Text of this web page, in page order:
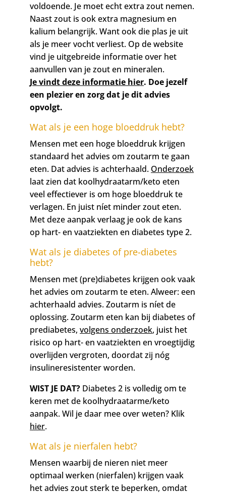
voldoende. Je moet echt extra zout nemen.
Naast zout is ook extra magnesium en
kalium belangrijk. Want ook die plas je uit
als je meer vocht verliest. Op de website
vind je uitgebreide informatie over het
aanvullen van je zout en mineralen.
Je vindt deze informatie hier. Doe jezelf
een plezier en zorg dat je dit advies
opvolgt.
Wat als je een hoge bloeddruk hebt?
Mensen met een hoge bloeddruk krijgen
standaard het advies om zoutarm te gaan
eten. Dat advies is achterhaald. Onderzoek
laat zien dat koolhydraatarm/keto eten
veel effectiever is om hoge bloeddruk te
verlagen. En juist níet minder zout eten.
Met deze aanpak verlaag je ook de kans
op hart- en vaatziekten en diabetes type 2.
Wat als je diabetes of pre-diabetes
hebt?
Mensen met (pre)diabetes krijgen ook vaak
het advies om zoutarm te eten. Alweer: een
achterhaald advies. Zoutarm is níet de
oplossing. Zoutarm eten kan bij diabetes of
prediabetes,volgens onderzoek, juist het
risico op hart- en vaatziekten en vroegtijdig
overlijden vergroten, doordat zij nóg
insulineresistenter worden.
WIST JE DAT? Diabetes 2 is volledig om te
keren met de koolhydraatarme/keto
aanpak. Wil je daar mee over weten? Klik
hier.
Wat als je nierfalen hebt?
Mensen waarbij de nieren niet meer
optimaal werken (nierfalen) krijgen vaak
het advies zout sterk te beperken, omdat